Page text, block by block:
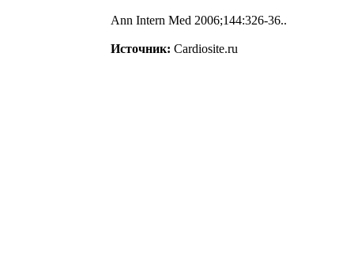
Ann Intern Med 2006;144:326-36..
Источник: Cardiosite.ru